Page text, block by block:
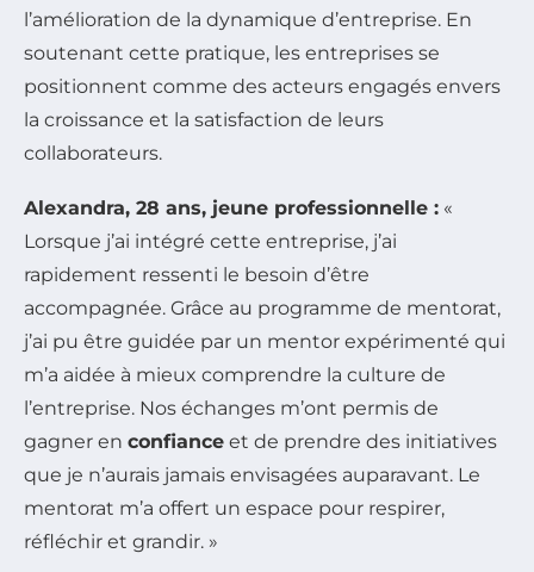
l’amélioration de la dynamique d’entreprise. En
soutenant cette pratique, les entreprises se
positionnent comme des acteurs engagés envers
la croissance et la satisfaction de leurs
collaborateurs.
Alexandra, 28 ans, jeune professionnelle : «
Lorsque j’ai intégré cette entreprise, j’ai
rapidement ressenti le besoin d’être
accompagnée. Grâce au programme de mentorat,
j’ai pu être guidée par un mentor expérimenté qui
m’a aidée à mieux comprendre la culture de
l’entreprise. Nos échanges m’ont permis de
gagner en confiance et de prendre des initiatives
que je n’aurais jamais envisagées auparavant. Le
mentorat m’a offert un espace pour respirer,
réfléchir et grandir. »